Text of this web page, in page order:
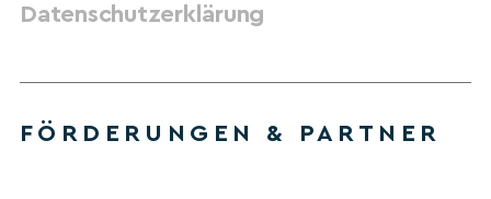
Datenschutzerklärung
FÖRDERUNGEN & PARTNER